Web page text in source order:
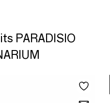
PARADISIO